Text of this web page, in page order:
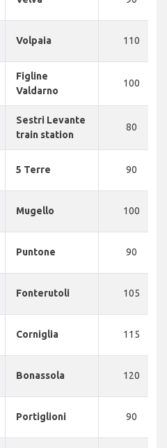
Volpaia 110
Figline
Valdarno
100
Sestri Levante
train station
80
5 Terre 90
Mugello 100
Puntone 90
Fonterutoli 105
Corniglia 115
Bonassola 120
Portiglioni 90